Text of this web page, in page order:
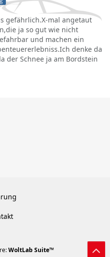
gefährlich.X-mal angetaut
ja so gut wie nicht
und machen ein
denke da
der Schnee ja am Bordstein
WoltLab Suite™